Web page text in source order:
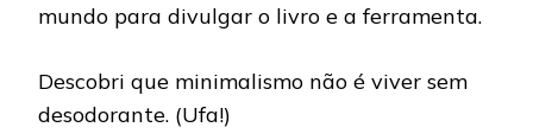
mundo para divulgar o livro e a ferramenta.
Descobri que minimalismo não é viver sem
desodorante. (Ufa!)